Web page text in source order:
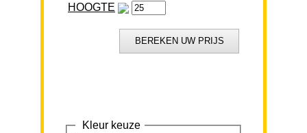
HOOGTE
Kleur keuze